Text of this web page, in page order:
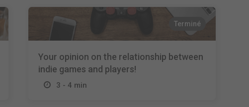
Terminé
Your opinion on the relationship between
indie games and players!
3 - 4 min